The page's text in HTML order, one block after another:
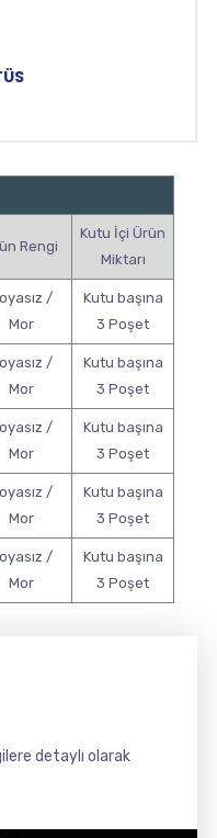
Rengi
Kutu İçi Ürün
Miktarı
/
Mor
Kutu başına
3 Poşet
/
Mor
Kutu başına
3 Poşet
/
Mor
Kutu başına
3 Poşet
/
Mor
Kutu başına
3 Poşet
/
Mor
Kutu başına
3 Poşet
detaylı olarak